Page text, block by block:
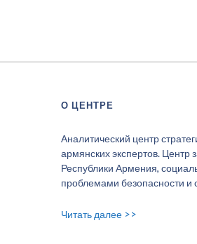
О ЦЕНТРЕ
Аналитический центр
армянских экспертов. Центр
Республики Армения,
проблемами безопасности и
Читать далее >>